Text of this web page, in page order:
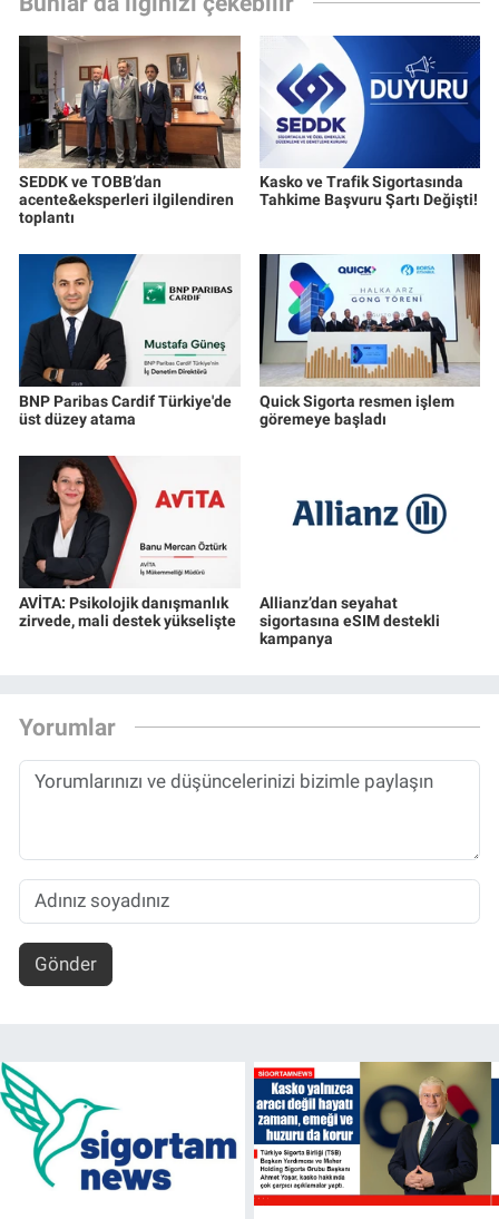
SEDDK ve TOBB’dan
acente&eksperleri ilgilendiren
toplantı
Kasko ve Trafik Sigortasında
Tahkime Başvuru Şartı Değişti!
BNP Paribas Cardif Türkiye'de
üst düzey atama
Quick Sigorta resmen işlem
göremeye başladı
AVİTA: Psikolojik danışmanlık
zirvede, mali destek yükselişte
Allianz’dan seyahat
sigortasına eSIM destekli
kampanya
Yorumlar
Gönder